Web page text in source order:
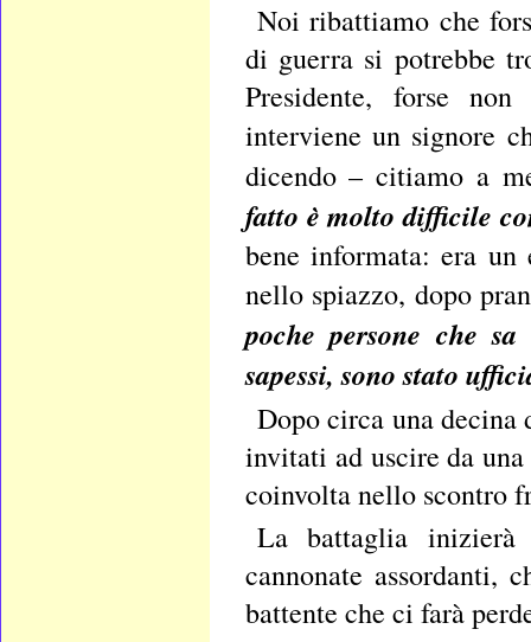
Noi ribattiamo che
di guerra si potrebbe
Presidente, forse
interviene un signore
dicendo – citiamo a
fatto è molto difficile
bene informata: era
nello spiazzo, dopo
poche persone che
sapessi, sono stato
Dopo circa una
invitati ad uscire da
coinvolta nello scontro
La battaglia
cannonate assordanti,
battente che ci farà